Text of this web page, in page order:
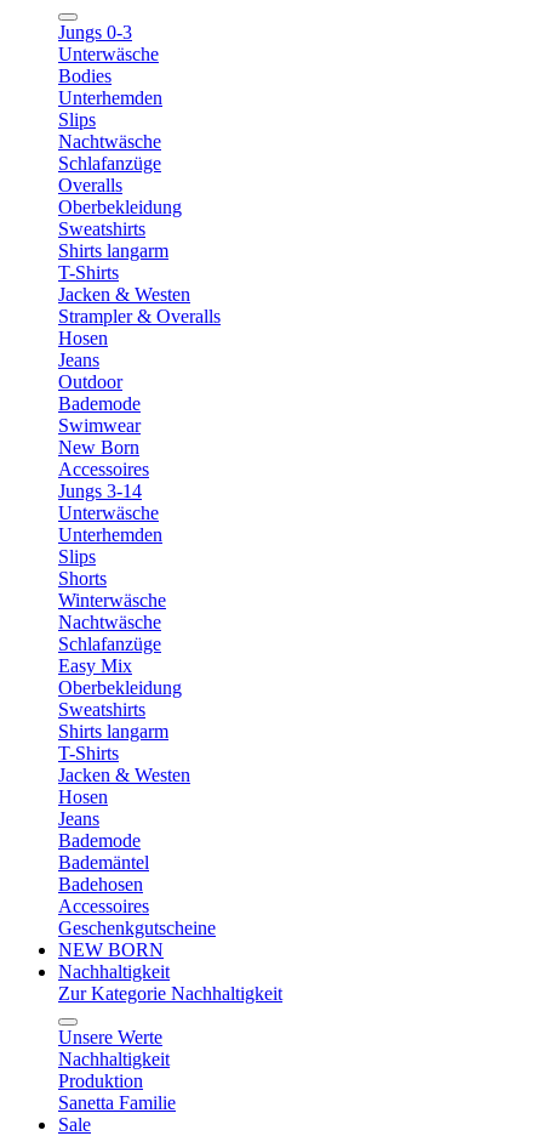
Jungs 0-3
Unterwäsche
Bodies
Unterhemden
Slips
Nachtwäsche
Schlafanzüge
Overalls
Oberbekleidung
Sweatshirts
Shirts langarm
T-Shirts
Jacken & Westen
Strampler & Overalls
Hosen
Jeans
Outdoor
Bademode
Swimwear
New Born
Accessoires
Jungs 3-14
Unterwäsche
Unterhemden
Slips
Shorts
Winterwäsche
Nachtwäsche
Schlafanzüge
Easy Mix
Oberbekleidung
Sweatshirts
Shirts langarm
T-Shirts
Jacken & Westen
Hosen
Jeans
Bademode
Bademäntel
Badehosen
Accessoires
Geschenkgutscheine
NEW BORN
Nachhaltigkeit
Zur Kategorie Nachhaltigkeit
Unsere Werte
Nachhaltigkeit
Produktion
Sanetta Familie
Sale